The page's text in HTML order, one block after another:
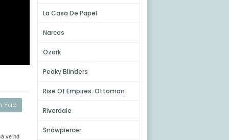
Yap
ve hd
La Casa De Papel
Narcos
Ozark
Peaky Blinders
Rise Of Empires: Ottoman
Riverdale
Snowpiercer